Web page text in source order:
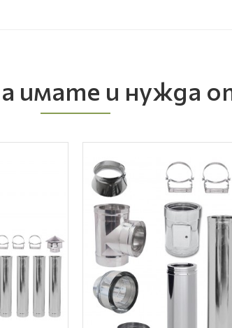
имате и нужда